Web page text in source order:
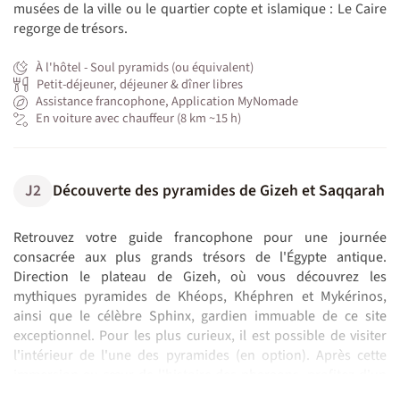
musées de la ville ou le quartier copte et islamique : Le Caire
regorge de trésors.
À l'hôtel - Soul pyramids (ou équivalent)
Petit-déjeuner, déjeuner & dîner libres
Assistance francophone, Application MyNomade
En voiture avec chauffeur (8 km ~15 h)
J2 Découverte des pyramides de Gizeh et Saqqarah
Retrouvez votre guide francophone pour une journée
consacrée aux plus grands trésors de l'Égypte antique.
Direction le plateau de Gizeh, où vous découvrez les
mythiques pyramides de Khéops, Khéphren et Mykérinos,
ainsi que le célèbre Sphinx, gardien immuable de ce site
exceptionnel. Pour les plus curieux, il est possible de visiter
l'intérieur de l'une des pyramides (en option). Après cette